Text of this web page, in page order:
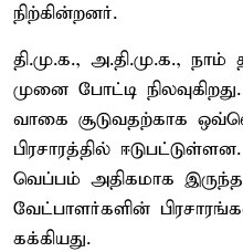
நிற்கின்றனர்.
தி.மு.க., அ.தி.மு.க.,
முனை போட்டி
வாகை சூடுவதற்காக
பிரசாரத்தில்
வெப்பம் அதிகமாக
வேட்பாளர்களின்
கக்கியது.